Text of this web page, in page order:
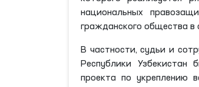
национальных
гражданского общества в
В частности, судьи и
Республики
проекта по укреплению